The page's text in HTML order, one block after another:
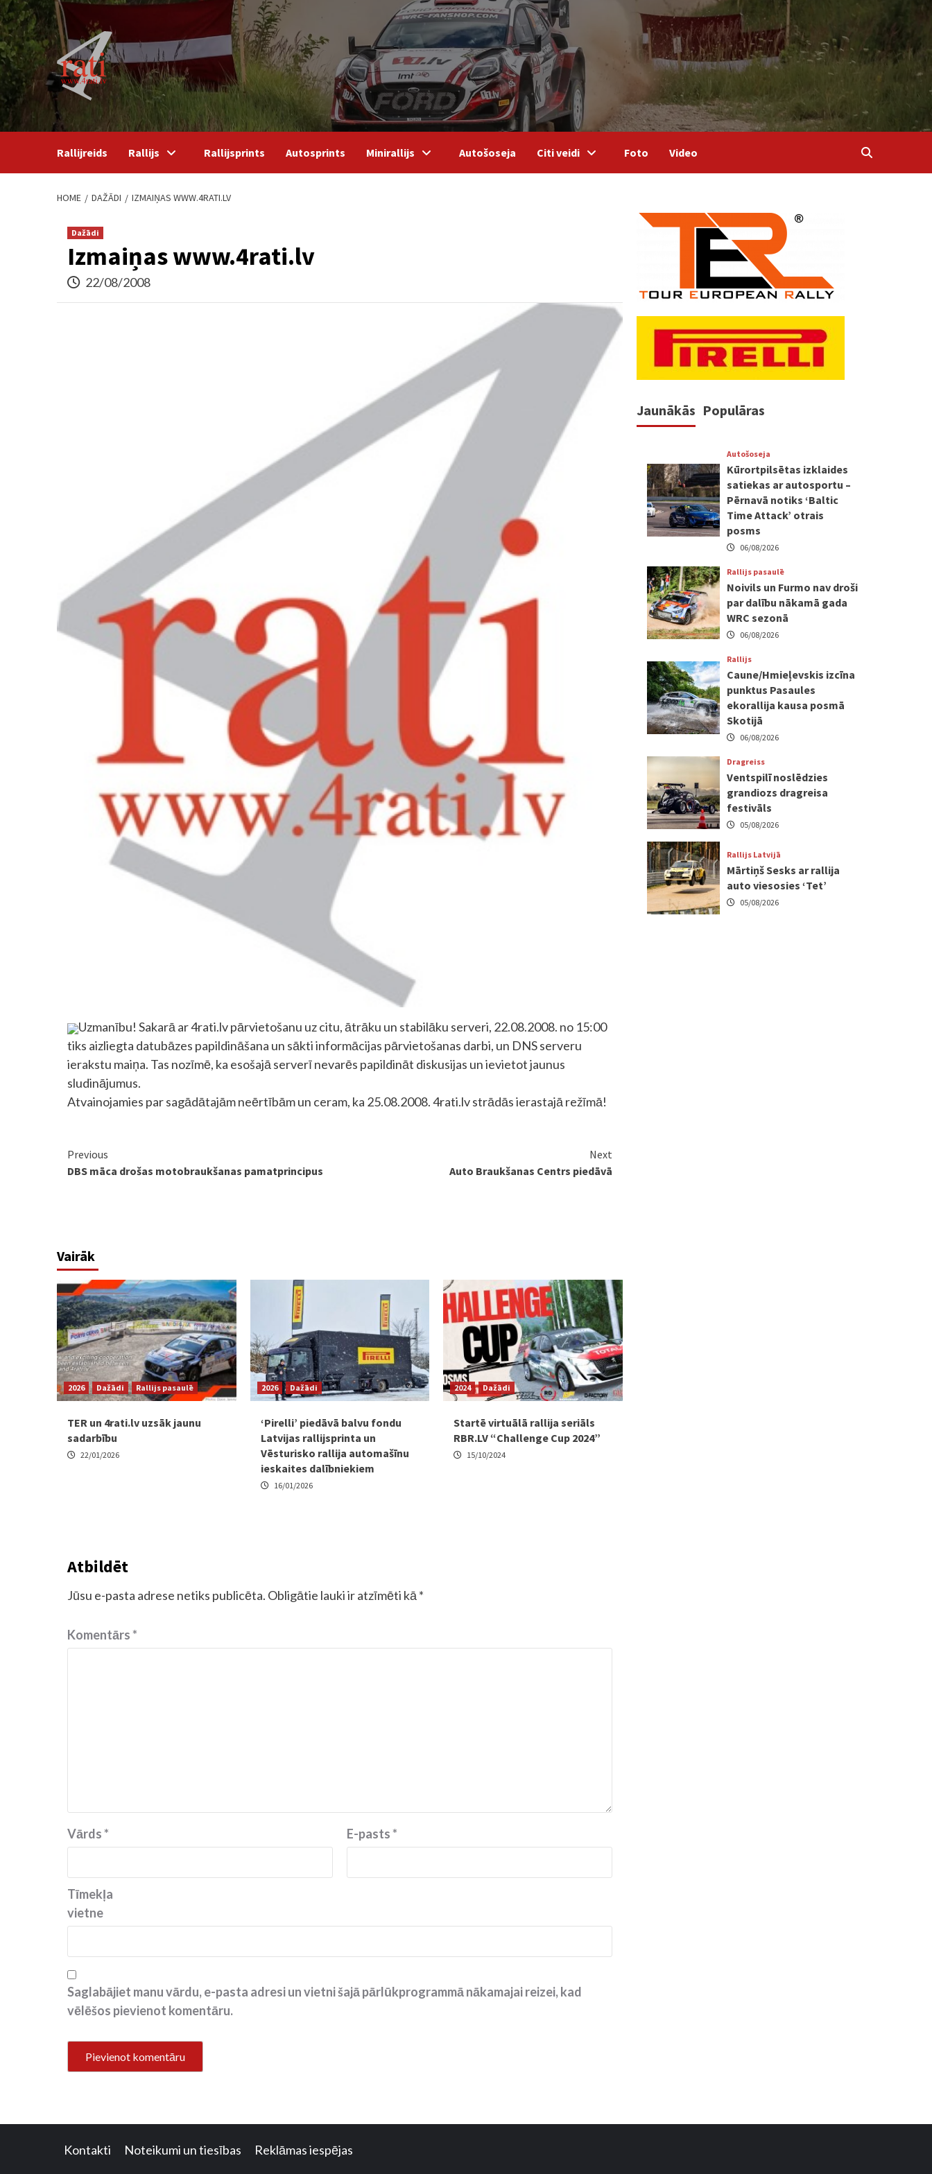
Skip
to
content
Rallijreids Rallijs Rallijsprints Autosprints Minirallijs Autošoseja Citi veidi Foto Video
HOME DAŽĀDI IZMAIŅAS WWW.4RATI.LV
Dažādi
Izmaiņas www.4rati.lv
22/08/2008
Uzmanību! Sakarā ar 4rati.lv pārvietošanu uz citu, ātrāku un stabilāku serveri, 22.08.2008. no 15:00
tiks aizliegta datubāzes papildināšana un sākti informācijas pārvietošanas darbi, un DNS serveru
ierakstu maiņa. Tas nozīmē, ka esošajā serverī nevarēs papildināt diskusijas un ievietot jaunus
sludinājumus.
Atvainojamies par sagādātajām neērtībām un ceram, ka 25.08.2008. 4rati.lv strādās ierastajā režīmā!
Continue
Reading
Previous
DBS māca drošas motobraukšanas pamatprincipus
Next
Auto Braukšanas Centrs piedāvā
Vairāk
2026 Dažādi Rallijs pasaulē
TER un 4rati.lv uzsāk jaunu
sadarbību
22/01/2026
2026 Dažādi
‘Pirelli’ piedāvā balvu fondu
Latvijas rallijsprinta un
Vēsturisko rallija automašīnu
ieskaites dalībniekiem
16/01/2026
2024 Dažādi
Startē virtuālā rallija seriāls
RBR.LV “Challenge Cup 2024”
15/10/2024
Atbildēt
Jūsu e-pasta adrese netiks publicēta. Obligātie lauki ir atzīmēti kā *
Komentārs*
Vārds* E-pasts*
Tīmekļa
vietne
Saglabājiet manu vārdu, e-pasta adresi un vietni šajā pārlūkprogrammā nākamajai reizei, kad
vēlēšos pievienot komentāru.
Jaunākās Populāras
Autošoseja
Kūrortpilsētas izklaides
satiekas ar autosportu –
Pērnavā notiks ‘Baltic
Time Attack’ otrais
posms
06/08/2026
Rallijs pasaulē
Noivils un Furmo nav droši
par dalību nākamā gada
WRC sezonā
06/08/2026
Rallijs
Caune/Hmieļevskis izcīna
punktus Pasaules
ekorallija kausa posmā
Skotijā
06/08/2026
Dragreiss
Ventspilī noslēdzies
grandiozs dragreisa
festivāls
05/08/2026
Rallijs Latvijā
Mārtiņš Sesks ar rallija
auto viesosies ‘Tet’
05/08/2026
Kontakti Noteikumi un tiesības Reklāmas iespējas